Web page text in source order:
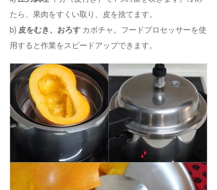
たら、果肉をすくい取り、皮を捨てます。
b) 皮をむき、おろす カボチャ。フードプロセッサーを使
用すると作業をスピードアップできます。